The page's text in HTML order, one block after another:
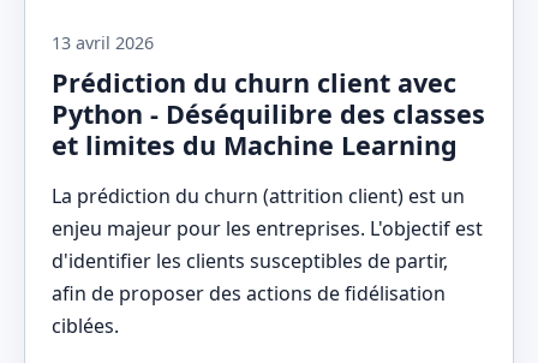
13 avril 2026
Prédiction du churn client avec
Python - Déséquilibre des classes
et limites du Machine Learning
La prédiction du churn (attrition client) est un
enjeu majeur pour les entreprises. L'objectif est
d'identifier les clients susceptibles de partir,
afin de proposer des actions de fidélisation
ciblées.